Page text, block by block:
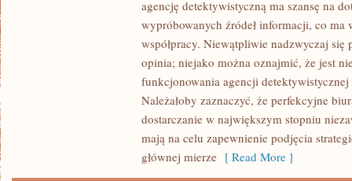
DETEKTYWISTYCZNA
KONTAKTÓW
agencję detektywistyczną ma szansę na
wypróbowanych źródeł informacji, co ma
współpracy. Niewątpliwie nadzwyczaj się
opinia; niejako można oznajmić, że jest
funkcjonowania agencji
Należałoby zaznaczyć, że perfekcyjne
dostarczanie w największym stopniu
mają na celu zapewnienie podjęcia
głównej mierze [ Read More ]